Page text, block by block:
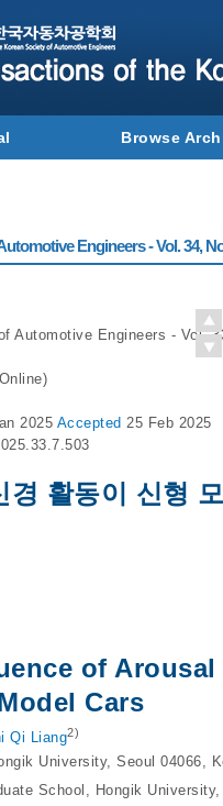
Browse
Engineers - Vol. 34,
Automotive Engineers - Vol.
2025 Accepted 25 Feb 2025
활동이 신형
of
Cars
Qi Liang2)
University, Seoul 04066,
School, Hongik